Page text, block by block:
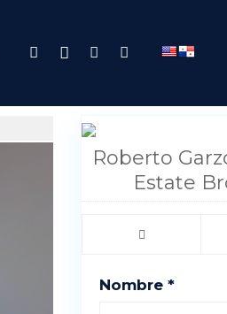
Roberto
Estate
Nombre *